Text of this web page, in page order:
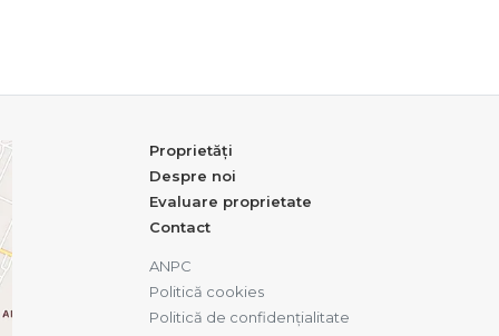
Proprietăți
Despre noi
Evaluare proprietate
Contact
ANPC
Politică cookies
Politică de confidențialitate